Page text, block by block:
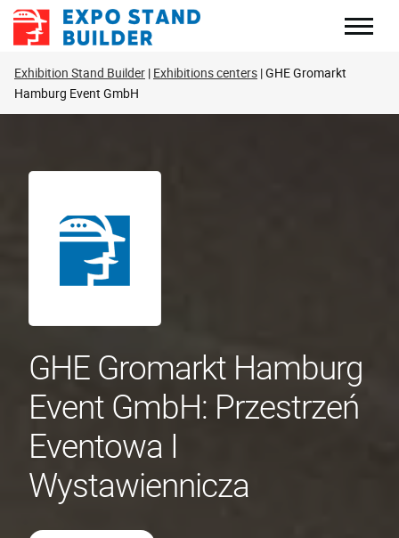
Skip
Exhibition Stand Builder Exhibitions centers GHE Gromarkt
Hamburg Event GmbH
GHE Gromarkt Hamburg
Event GmbH: Przestrzeń
Eventowa I
Wystawiennicza